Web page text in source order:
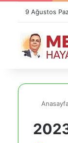
9 Ağustos